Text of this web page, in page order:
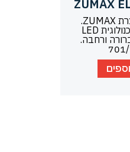
מנורת בדיקה תוצרת ZUMAX.
מנורת בדיקה בטכנולוגית LED
ורחבה.